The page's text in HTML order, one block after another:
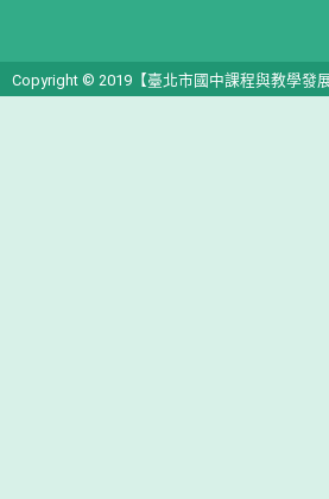
Copyright © 2019【臺北市國中課程與教學發